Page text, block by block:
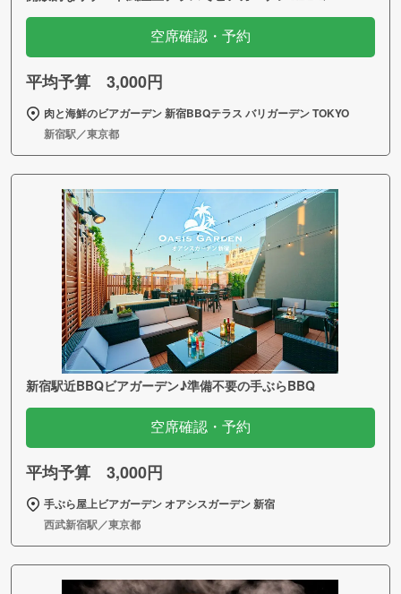
空席確認・予約
平均予算 3,000円
肉と海鮮のビアガーデン 新宿BBQテラス バリガーデン TOKYO
新宿駅／東京都
新宿駅近BBQビアガーデン♪準備不要の手ぶらBBQ
空席確認・予約
平均予算 3,000円
手ぶら屋上ビアガーデン オアシスガーデン 新宿
西武新宿駅／東京都